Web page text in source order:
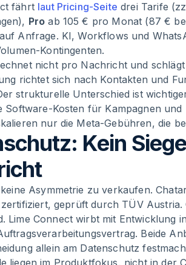
fährt laut Pricing-Seite drei Tarife
Pro ab 105 € pro Monat (87 €
auf Anfrage. KI, Workflows und
Kontingenten.
nicht pro Nachricht und
richtet sich nach Kontakten und
strukturelle Unterschied ist
Software-Kosten für Kampagnen
nur die Meta-Gebühren, die
Kein
Asymmetrie zu verkaufen.
zertifiziert, geprüft durch TÜV
Lime Connect wirbt mit Entwicklung
Beide
allein am Datenschutz
liegen im Produktfokus, nicht in der